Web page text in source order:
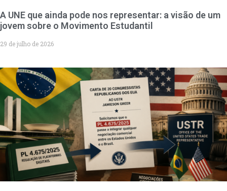
A UNE que ainda pode nos representar: a visão de um
jovem sobre o Movimento Estudantil
29 de julho de 2026